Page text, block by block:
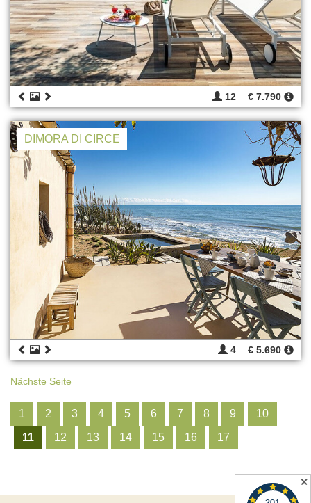
12 € 7.790
DIMORA DI CIRCE
4 € 5.690
Nächste Seite
1 2 3 4 5 6 7 8 9
10
11
12 13 14 15 16 17
✕